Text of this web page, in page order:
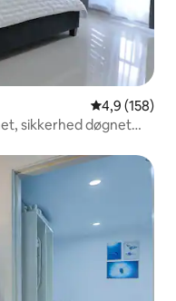
4,9 ud af 5 i
4,9 (158)
sikkerhed døgnet